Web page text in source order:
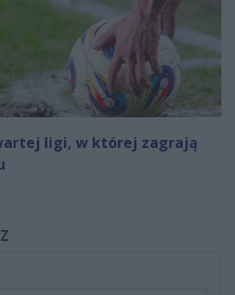
ligi, w której zagrają